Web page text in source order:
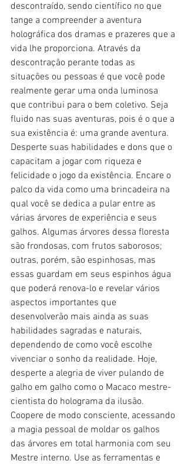
descontraído, sendo científico no que
tange a compreender a aventura
holográfica dos dramas e prazeres que a
vida lhe proporciona. Através da
descontração perante todas as
situações ou pessoas é que você pode
realmente gerar uma onda luminosa
que contribui para o bem coletivo. Seja
fluido nas suas aventuras, pois é o que a
sua existência é: uma grande aventura.
Desperte suas habilidades e dons que o
capacitam a jogar com riqueza e
felicidade o jogo da existência. Encare o
palco da vida como uma brincadeira na
qual você se dedica a pular entre as
várias árvores de experiência e seus
galhos. Algumas árvores dessa floresta
são frondosas, com frutos saborosos;
outras, porém, são espinhosas, mas
essas guardam em seus espinhos água
que poderá renova-lo e revelar vários
aspectos importantes que
desenvolverão mais ainda as suas
habilidades sagradas e naturais,
dependendo de como você escolhe
vivenciar o sonho da realidade. Hoje,
desperte a alegria de viver pulando de
galho em galho como o Macaco mestre-
cientista do holograma da ilusão.
Coopere de modo consciente, acessando
a magia pessoal de moldar os galhos
das árvores em total harmonia com seu
Mestre interno. Use as ferramentas e